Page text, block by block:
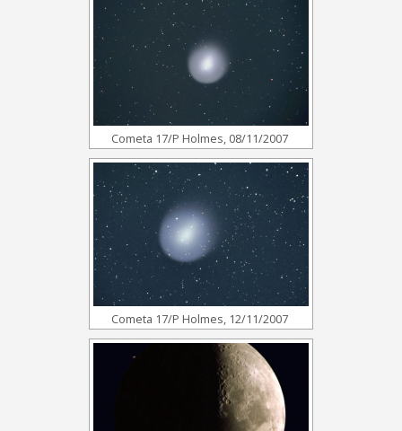
Cometa 17/P Holmes, 08/11/2007
Cometa 17/P Holmes, 12/11/2007